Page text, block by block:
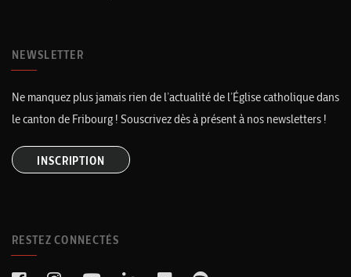
NEWSLETTER
Ne manquez plus jamais rien de l’actualité de l’Église catholique dans
le canton de Fribourg ! Souscrivez dès à présent à nos newsletters !
INSCRIPTION
RESTEZ CONNECTÉS